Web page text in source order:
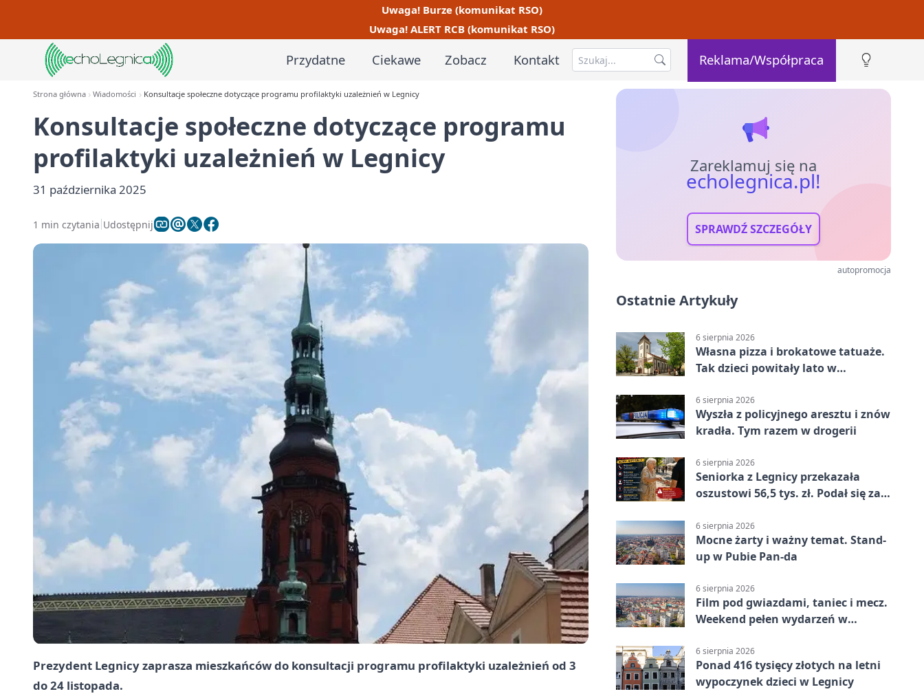
Uwaga! Burze (komunikat RSO)
Uwaga! ALERT RCB (komunikat RSO)
Przydatne Ciekawe Zobacz Kontakt Reklama/Współpraca
Strona główna Wiadomości Konsultacje społeczne dotyczące programu profilaktyki uzależnień w Legnicy
Konsultacje społeczne dotyczące programu
profilaktyki uzależnień w Legnicy
31 października 2025
1 min czytania Udostępnij
Prezydent Legnicy zaprasza mieszkańców do konsultacji programu profilaktyki uzależnień od 3
do 24 listopada.
Zareklamuj się na
echolegnica.pl!
SPRAWDŹ SZCZEGÓŁY
autopromocja
Ostatnie Artykuły
6 sierpnia 2026
Własna pizza i brokatowe tatuaże.
Tak dzieci powitały lato w
6 sierpnia 2026
Wyszła z policyjnego aresztu i znów
kradła. Tym razem w drogerii
6 sierpnia 2026
Seniorka z Legnicy przekazała
oszustowi 56,5 tys. zł. Podał się za
6 sierpnia 2026
Mocne żarty i ważny temat. Stand-
up w Pubie Pan-da
6 sierpnia 2026
Film pod gwiazdami, taniec i mecz.
Weekend pełen wydarzeń w
6 sierpnia 2026
Ponad 416 tysięcy złotych na letni
wypoczynek dzieci w Legnicy